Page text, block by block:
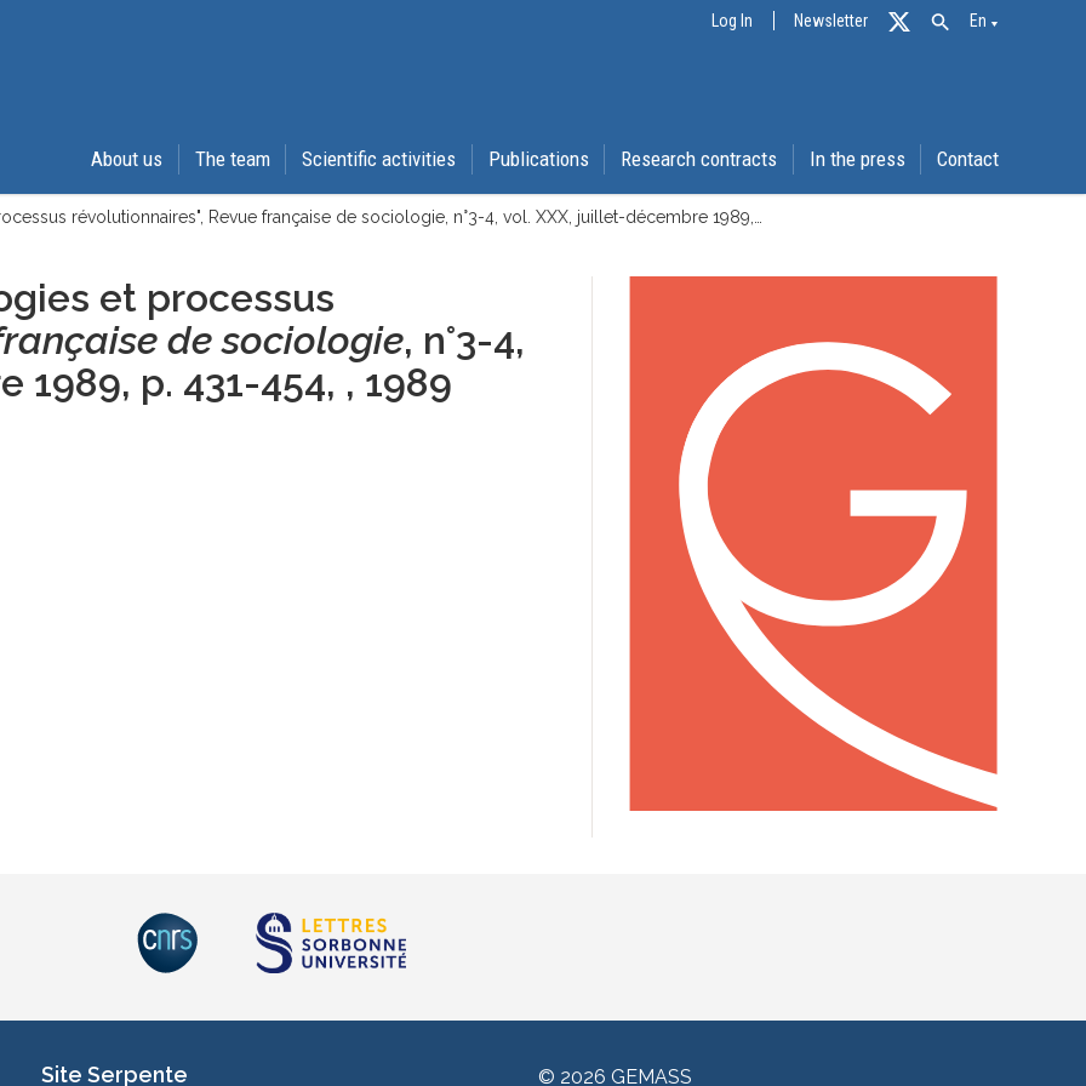
Log In Newsletter En
About us The team Scientific activities Publications Research contracts In the press Contact
révolutionnaires", Revue française de sociologie, n°3-4, vol. XXX, juillet-décembre 1989,…
et processus
de sociologie, n°3-4,
p. 431-454, , 1989
Site Serpente © 2026 GEMASS